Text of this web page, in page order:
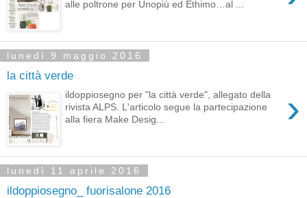
alle poltrone per Unopiù ed Ethimo…al ...
lunedì 9 maggio 2016
la città verde
›
ildoppiosegno per "la città verde", allegato della
rivista ALPS. L'articolo segue la partecipazione
alla fiera Make Desig...
lunedì 11 aprile 2016
ildoppiosegno_ fuorisalone 2016